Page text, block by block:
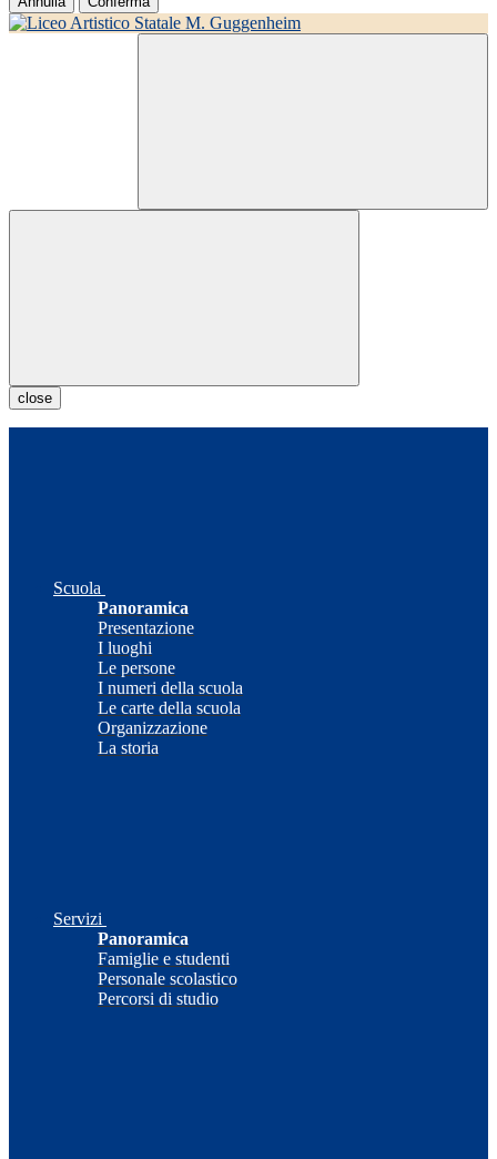
close
Scuola
Panoramica
Presentazione
I luoghi
Le persone
I numeri della scuola
Le carte della scuola
Organizzazione
La storia
Servizi
Panoramica
Famiglie e studenti
Personale scolastico
Percorsi di studio